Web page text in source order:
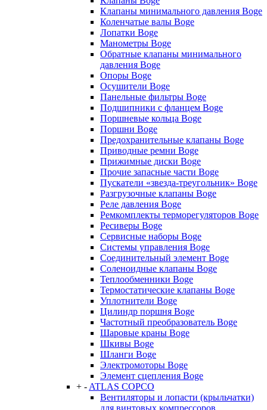
Клапаны минимального давления Boge
Коленчатые валы Boge
Лопатки Boge
Манометры Boge
Обратные клапаны минимального
давления Boge
Опоры Boge
Осушители Boge
Панельные фильтры Boge
Подшипники с фланцем Boge
Поршневые кольца Boge
Поршни Boge
Предохранительные клапаны Boge
Приводные ремни Boge
Прижимные диски Boge
Прочие запасные части Boge
Пускатели «звезда-треугольник» Boge
Разгрузочные клапаны Boge
Реле давления Boge
Ремкомплекты терморегуляторов Boge
Ресиверы Boge
Сервисные наборы Boge
Системы управления Boge
Соединительный элемент Boge
Соленоидные клапаны Boge
Теплообменники Boge
Термостатические клапаны Boge
Уплотнители Boge
Цилиндр поршня Boge
Частотный преобразователь Boge
Шаровые краны Boge
Шкивы Boge
Шланги Boge
Электромоторы Boge
Элемент сцепления Boge
+ - ATLAS COPCO
Вентиляторы и лопасти (крыльчатки)
для винтовых компрессоров